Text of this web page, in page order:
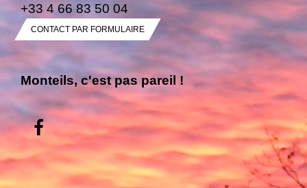
+33 4 66 83 50 04
CONTACT PAR FORMULAIRE
Monteils, c'est pas pareil !